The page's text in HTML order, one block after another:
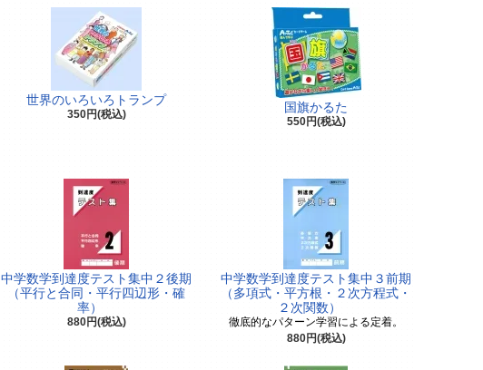
世界のいろいろトランプ
350円(税込) 国旗かるた
550円(税込)
中学数学到達度テスト集中２後期
（平行と合同・平行四辺形・確
率）
880円(税込)
中学数学到達度テスト集中３前期
（多項式・平方根・２次方程式・
２次関数）
徹底的なパターン学習による定着。
880円(税込)